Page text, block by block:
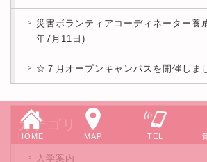
HOME MAP TEL
災害ボランティアコーディネーター養
年7月11日)
☆７月オープンキャンパスを開催しま
カテゴリ
入学案内